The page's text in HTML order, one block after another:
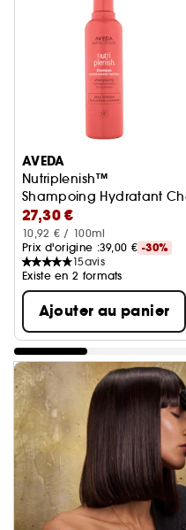
Ignorer le carrousel
AVEDA
Nutriplenish™
Shampoing Hydratant
27,30 €
10,92 € / 100ml
Prix d'origine :39,00 € -30%
15avis
Existe en 2 formats
Ajouter au panier